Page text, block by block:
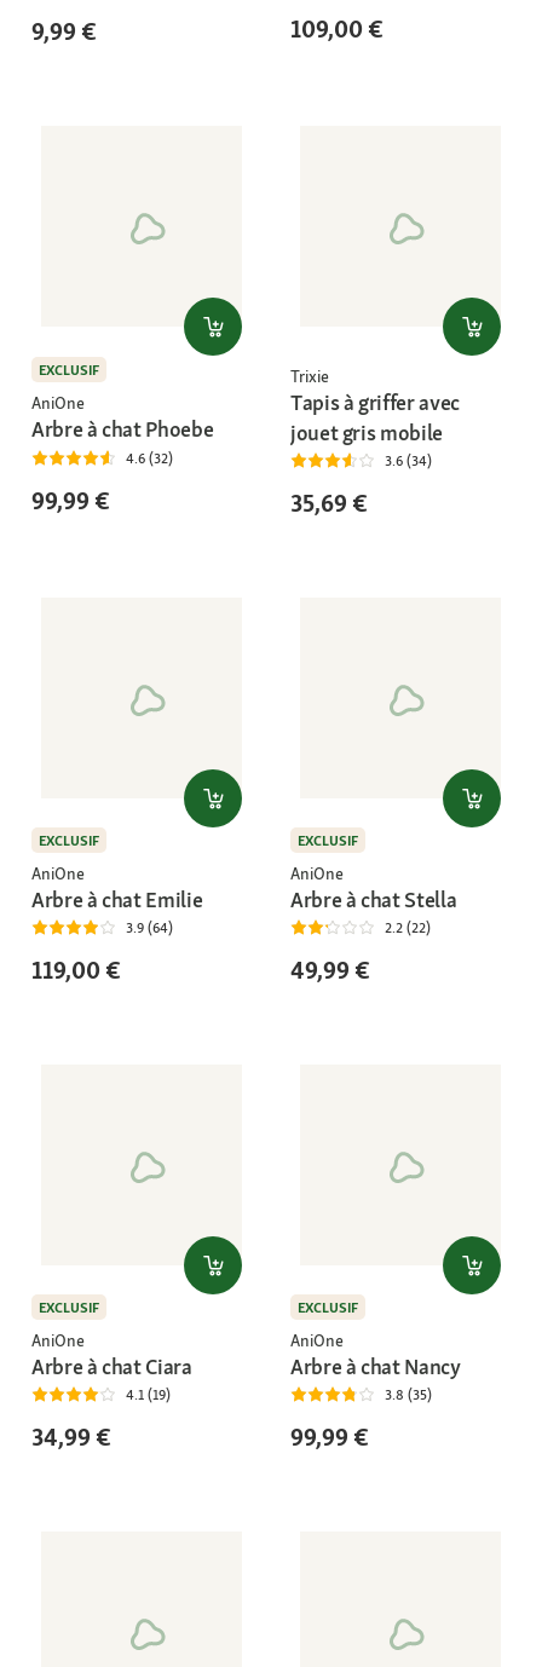
9,99 € 109,00 €
EXCLUSIF
AniOne
Arbre à chat Phoebe
4.6 (32)
99,99 €
Trixie
Tapis à griffer avec
jouet gris mobile
3.6 (34)
35,69 €
EXCLUSIF
AniOne
Arbre à chat Emilie
3.9 (64)
119,00 €
EXCLUSIF
AniOne
Arbre à chat Stella
2.2 (22)
49,99 €
EXCLUSIF
AniOne
Arbre à chat Ciara
4.1 (19)
34,99 €
EXCLUSIF
AniOne
Arbre à chat Nancy
3.8 (35)
99,99 €